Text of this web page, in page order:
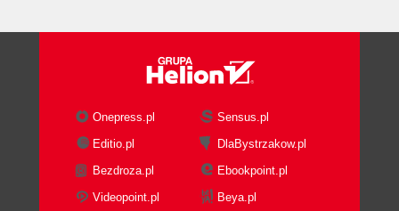
Onepress.pl
Sensus.pl
Editio.pl
DlaBystrzakow.pl
Bezdroza.pl
Ebookpoint.pl
Videopoint.pl
Beya.pl